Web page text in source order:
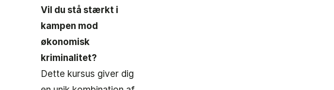
Vil du stå stærkt i
kampen mod
økonomisk
kriminalitet?
Dette kursus giver dig